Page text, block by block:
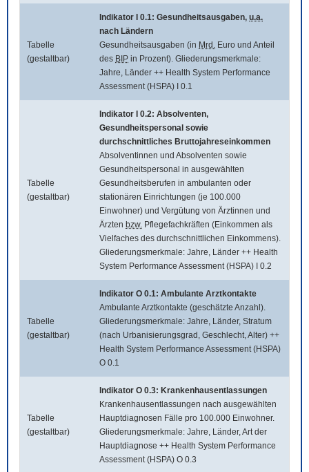
Tabelle
(gestaltbar)
Indikator I 0.1: Gesundheitsausgaben, u.a.
nach Ländern
Gesundheitsausgaben (in Mrd. Euro und Anteil
des BIP in Prozent). Gliederungsmerkmale:
Jahre, Länder ++ Health System Performance
Assessment (HSPA) I 0.1
Tabelle
(gestaltbar)
Indikator I 0.2: Absolventen,
Gesundheitspersonal sowie
durchschnittliches Bruttojahreseinkommen
Absolventinnen und Absolventen sowie
Gesundheitspersonal in ausgewählten
Gesundheitsberufen in ambulanten oder
stationären Einrichtungen (je 100.000
Einwohner) und Vergütung von Ärztinnen und
Ärzten bzw. Pflegefachkräften (Einkommen als
Vielfaches des durchschnittlichen Einkommens).
Gliederungsmerkmale: Jahre, Länder ++ Health
System Performance Assessment (HSPA) I 0.2
Tabelle
(gestaltbar)
Indikator O 0.1: Ambulante Arztkontakte
Ambulante Arztkontakte (geschätzte Anzahl).
Gliederungsmerkmale: Jahre, Länder, Stratum
(nach Urbanisierungsgrad, Geschlecht, Alter) ++
Health System Performance Assessment (HSPA)
O 0.1
Tabelle
(gestaltbar)
Indikator O 0.3: Krankenhausentlassungen
Krankenhausentlassungen nach ausgewählten
Hauptdiagnosen Fälle pro 100.000 Einwohner.
Gliederungsmerkmale: Jahre, Länder, Art der
Hauptdiagnose ++ Health System Performance
Assessment (HSPA) O 0.3